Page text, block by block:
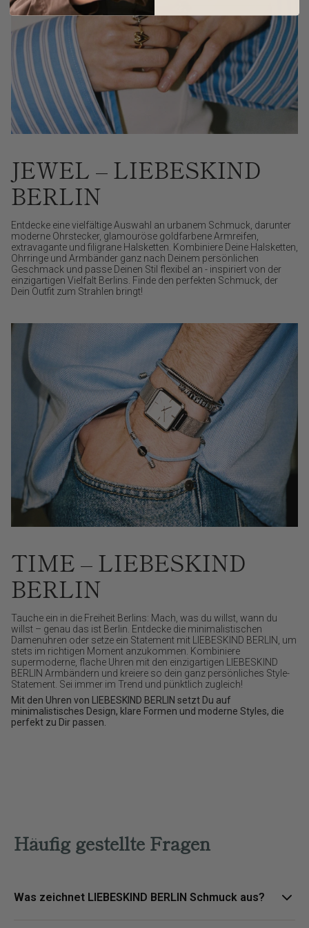
JEWEL – LIEBESKIND
BERLIN
Entdecke eine vielfältige Auswahl an urbanem Schmuck, darunter
moderne Ohrstecker, glamouröse goldfarbene Armreifen,
extravagante und filigrane Halsketten. Kombiniere Deine Halsketten,
Ohrringe und Armbänder ganz nach Deinem persönlichen
Geschmack und passe Deinen Stil flexibel an - inspiriert von der
einzigartigen Vielfalt Berlins. Finde den perfekten Schmuck, der
Dein Outfit zum Strahlen bringt!
TIME – LIEBESKIND
BERLIN
Tauche ein in die Freiheit Berlins: Mach, was du willst, wann du
willst – genau das ist Berlin. Entdecke die minimalistischen
Damenuhren oder setze ein Statement mit LIEBESKIND BERLIN, um
stets im richtigen Moment anzukommen. Kombiniere
supermoderne, flache Uhren mit den einzigartigen LIEBESKIND
BERLIN Armbändern und kreiere so dein ganz persönliches Style-
Statement. Sei immer im Trend und pünktlich zugleich!
Mit den Uhren von LIEBESKIND BERLIN setzt Du auf
minimalistisches Design, klare Formen und moderne Styles, die
perfekt zu Dir passen.
Häufig gestellte Fragen
Was zeichnet LIEBESKIND BERLIN Schmuck aus?